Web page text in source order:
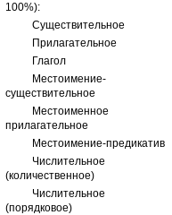
100%):
Существительное
Прилагательное
Глагол
Местоимение-
существительное
Местоименное
прилагательное
Местоимение-предикатив
Числительное
(количественное)
Числительное
(порядковое)